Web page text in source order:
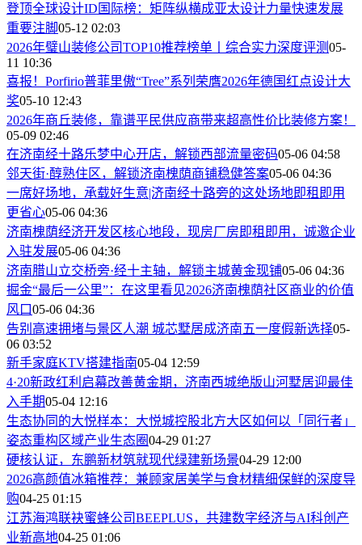
登顶全球设计ID国际榜：矩阵纵横成亚太设计力量快速发展
重要注脚05-12 02:03
2026年璧山装修公司TOP10推荐榜单丨综合实力深度评测05-
11 10:36
喜报！Porfirio普菲里傲“Tree”系列荣膺2026年德国红点设计大
奖05-10 12:43
2026年商丘装修，靠谱平民供应商带来超高性价比装修方案！
05-09 02:46
在济南经十路乐梦中心开店，解锁西部流量密码05-06 04:58
邻天街·醇熟住区，解锁济南槐荫商铺稳健答案05-06 04:36
一席好场地，承载好生意|济南经十路旁的这处场地即租即用
更省心05-06 04:36
济南槐荫经济开发区核心地段，现房厂房即租即用，诚邀企业
入驻发展05-06 04:36
济南腊山立交桥旁·经十主轴，解锁主城黄金现铺05-06 04:36
掘金“最后一公里”：在这里看见2026济南槐荫社区商业的价值
风口05-06 04:36
告别高速拥堵与景区人潮 城芯墅居成济南五一度假新选择05-
06 03:52
新手家庭KTV搭建指南05-04 12:59
4·20新政红利启幕改善黄金期，济南西城绝版山河墅居迎最佳
入手期05-04 12:16
生态协同的大悦样本：大悦城控股北方大区如何以「同行者」
姿态重构区域产业生态圈04-29 01:27
硬核认证，东鹏新材筑就现代绿建新场景04-29 12:00
2026高颜值冰箱推荐：兼顾家居美学与食材精细保鲜的深度导
购04-25 01:15
江苏海鸿联袂蜜蜂公司BEEPLUS，共建数字经济与AI科创产
业新高地04-25 01:06